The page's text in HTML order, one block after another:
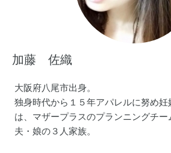
加藤 佐織
大阪府八尾市出身。
独身時代から１５年アパレルに努め妊
は、マザープラスのプランニングチー
夫・娘の３人家族。